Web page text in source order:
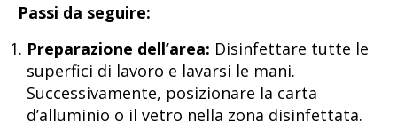
Passi da seguire:
Preparazione dell’area: Disinfettare tutte le
superfici di lavoro e lavarsi le mani.
Successivamente, posizionare la carta
d’alluminio o il vetro nella zona disinfettata.